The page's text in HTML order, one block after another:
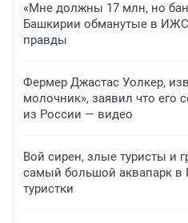
«Мне должны 17 млн, но
Башкирии обманутые в ИЖС
правды
Фермер Джастас Уолкер,
молочник», заявил что его
из России — видео
Вой сирен, злые туристы и
самый большой аквапарк в
туристки